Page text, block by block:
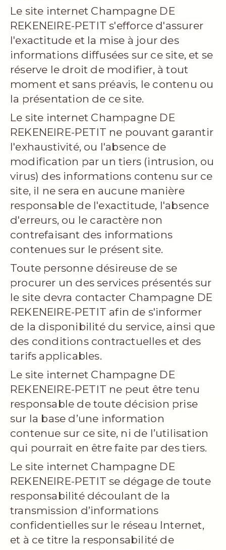
Le site internet Champagne DE
REKENEIRE-PETIT s'efforce d'assurer
l'exactitude et la mise à jour des
informations diffusées sur ce site, et se
réserve le droit de modifier, à tout
moment et sans préavis, le contenu ou
la présentation de ce site.
Le site internet Champagne DE
REKENEIRE-PETIT ne pouvant garantir
l'exhaustivité, ou l'absence de
modification par un tiers (intrusion, ou
virus) des informations contenu sur ce
site, il ne sera en aucune manière
responsable de l'exactitude, l'absence
d'erreurs, ou le caractère non
contrefaisant des informations
contenues sur le présent site.
Toute personne désireuse de se
procurer un des services présentés sur
le site devra contacter Champagne DE
REKENEIRE-PETIT afin de s'informer
de la disponibilité du service, ainsi que
des conditions contractuelles et des
tarifs applicables.
Le site internet Champagne DE
REKENEIRE-PETIT ne peut être tenu
responsable de toute décision prise
sur la base d’une information
contenue sur ce site, ni de l’utilisation
qui pourrait en être faite par des tiers.
Le site internet Champagne DE
REKENEIRE-PETIT se dégage de toute
responsabilité découlant de la
transmission d’informations
confidentielles sur le réseau Internet,
et à ce titre la responsabilité de